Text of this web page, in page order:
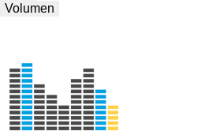
Volumen